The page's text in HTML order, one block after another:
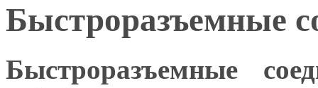
Быстроразъемные
Быстроразъемные